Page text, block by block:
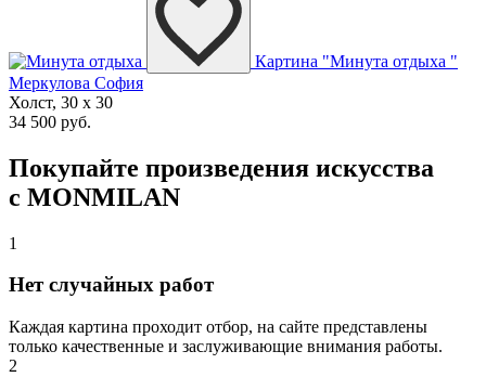
Картина "Минута отдыха "
Меркулова София
Холст, 30 x 30
34 500 руб.
Покупайте произведения искусства
с MONMILAN
1
Нет случайных работ
Каждая картина проходит отбор, на сайте представлены
только качественные и заслуживающие внимания работы.
2